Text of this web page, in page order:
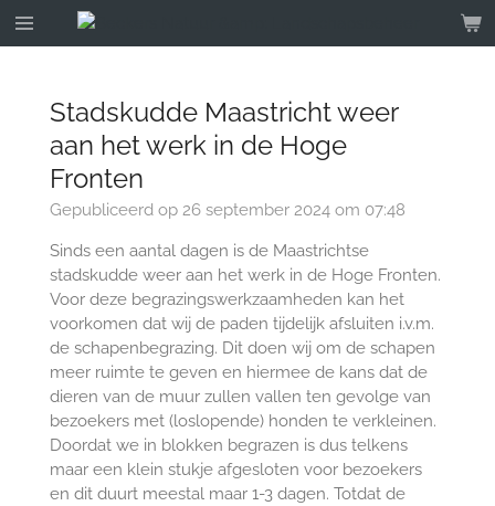
Ga
direct
hoofdinhoud
Stadskudde Maastricht weer
aan het werk in de Hoge
Fronten
Gepubliceerd op 26 september 2024 om 07:48
Sinds een aantal dagen is de Maastrichtse
stadskudde weer aan het werk in de Hoge Fronten.
Voor deze begrazingswerkzaamheden kan het
voorkomen dat wij de paden tijdelijk afsluiten i.v.m.
de schapenbegrazing. Dit doen wij om de schapen
meer ruimte te geven en hiermee de kans dat de
dieren van de muur zullen vallen ten gevolge van
bezoekers met (loslopende) honden te verkleinen.
Doordat we in blokken begrazen is dus telkens
maar een klein stukje afgesloten voor bezoekers
en dit duurt meestal maar 1-3 dagen. Totdat de